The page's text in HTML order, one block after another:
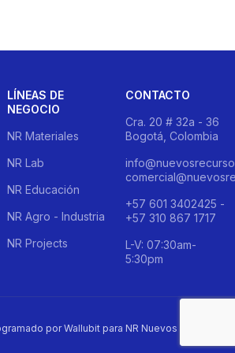
LÍNEAS DE
NEGOCIO
NR Materiales
NR Lab
NR Educación
NR Agro - Industria
NR Projects
CONTACTO
Cra. 20 # 32a - 36
Bogotá, Colombia
+57 601 3402425 -
+57 310 867 1717
L-V: 07:30am-
5:30pm
por Wallubit para NR Nuevos Recursos